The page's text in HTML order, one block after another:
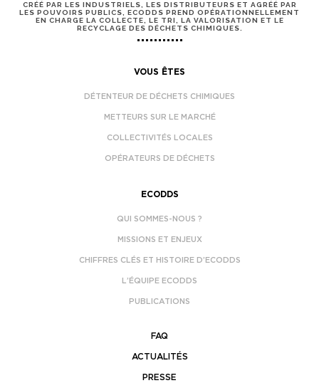
CRÉÉ PAR LES INDUSTRIELS, LES DISTRIBUTEURS ET AGRÉÉ PAR
LES POUVOIRS PUBLICS, ECODDS PREND OPÉRATIONNELLEMENT
EN CHARGE LA COLLECTE, LE TRI, LA VALORISATION ET LE
RECYCLAGE DES DÉCHETS CHIMIQUES.
VOUS ÊTES
DÉTENTEUR DE DÉCHETS CHIMIQUES
METTEURS SUR LE MARCHÉ
COLLECTIVITÉS LOCALES
OPÉRATEURS DE DÉCHETS
ECODDS
QUI SOMMES-NOUS ?
MISSIONS ET ENJEUX
CHIFFRES CLÉS ET HISTOIRE D’ECODDS
L’ÉQUIPE ECODDS
PUBLICATIONS
FAQ
ACTUALITÉS
PRESSE